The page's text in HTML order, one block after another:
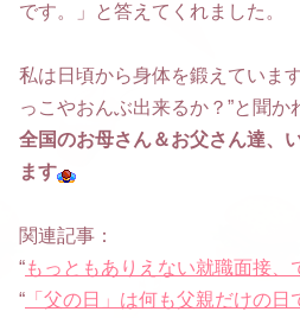
です。」と答えてくれました。
私は日頃から身体を鍛えていま
っこやおんぶ出来るか？”と聞
全国のお母さん＆お父さん達、
ます
関連記事：
“もっともありえない就職面接
“ 「父の日」は何も父親だけの日